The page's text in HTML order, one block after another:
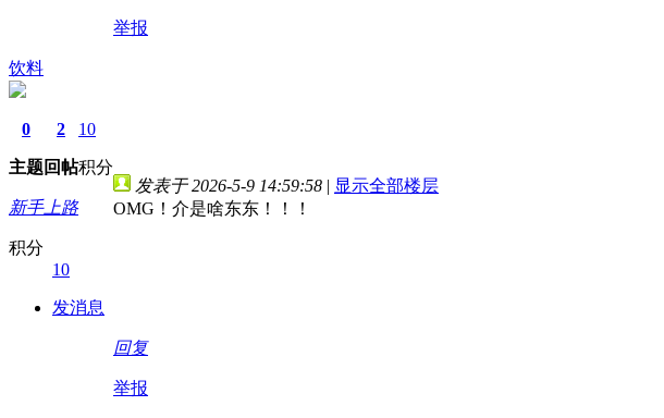
举报
饮料
0
主题
2
回帖
10
积分
新手上路
积分
10
发消息
发表于 2026-5-9 14:59:58 | 显示全部楼层
OMG！介是啥东东！！！
回复
举报